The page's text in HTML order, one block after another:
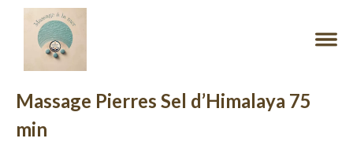
Massage Pierres Sel d’Himalaya 75
min